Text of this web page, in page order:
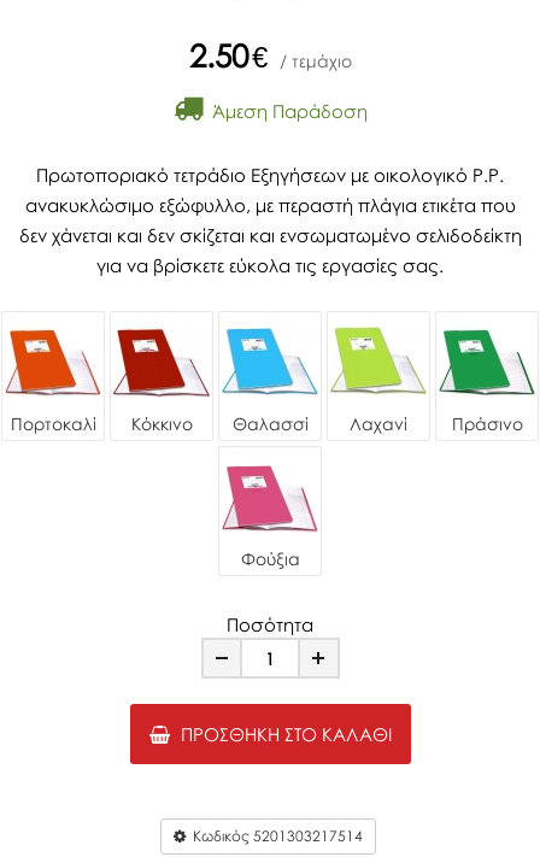
2.50€ / τεμάχιο
Άμεση Παράδοση
Πρωτοποριακό τετράδιο Εξηγήσεων με οικολογικό P.P.
ανακυκλώσιμο εξώφυλλο, με περαστή πλάγια ετικέτα που
δεν χάνεται και δεν σκίζεται και ενσωματωμένο σελιδοδείκτη
για να βρίσκετε εύκολα τις εργασίες σας.
Πορτοκαλί Κόκκινο Θαλασσί Λαχανί Πράσινο
Φούξια
Ποσότητα
Minus Plus
ΠΡΟΣΘΉΚΗ ΣΤΟ ΚΑΛΆΘΙ
Κωδικός 5201303217514